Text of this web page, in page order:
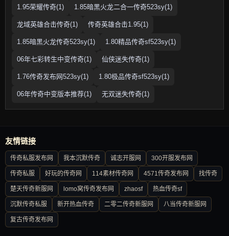
1.95荣耀传奇(1) 1.85暗黑火龙二合一传奇523sy(1)
龙域英雄合击传奇(1) 传奇英雄合击1.95(1)
1.85暗黑火龙传奇523sy(1) 1.80精品传奇sf523sy(1)
06年七彩转生中变传奇(1) 仙侠迷失传奇(1)
1.76传奇发布网523sy(1) 1.80极品传奇sf523sy(1)
06年传奇中变版本推荐(1) 无双迷失传奇(1)
友情链接
传奇私服发布网 我本沉默传奇 诚志开服网 300开服发布网
传奇私服 好玩的传奇网 114素材传奇网 4571传奇发布网 找传奇
楚天传奇新服网 lomo窝传奇发布网 zhaosf 热血传奇sf
沉默传奇私服 新开热血传奇 二零二传奇新服网 八当传奇新服网
复古传奇发布网